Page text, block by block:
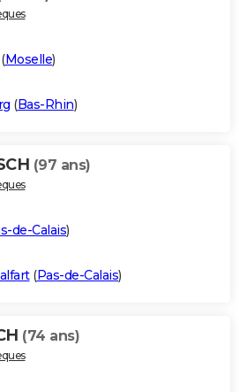
(Moselle)
(Bas-Rhin)
(97 ans)
de-Calais)
(Pas-de-Calais)
(74 ans)